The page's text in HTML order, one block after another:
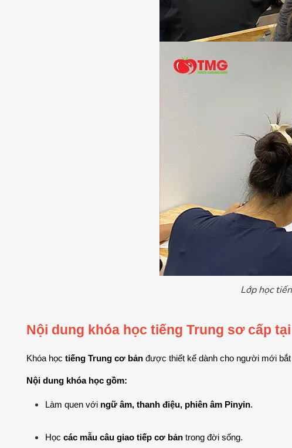
Lớp học
Nội dung khóa học tiếng Trung sơ cấp
Khóa học tiếng Trung cơ bản được thiết kế dành cho người mới
Nội dung khóa học gồm:
Làm quen với ngữ âm, thanh điệu, phiên âm Pinyin.
Học các mẫu câu giao tiếp cơ bản trong đời sống.